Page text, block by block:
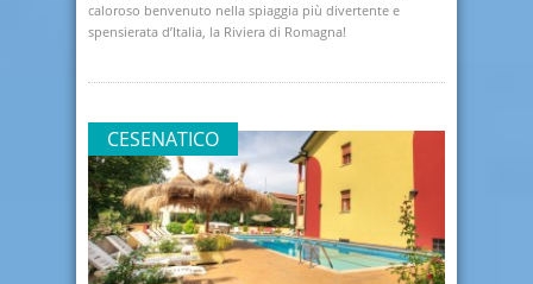
caloroso benvenuto nella spiaggia più divertente e
spensierata d’Italia, la Riviera di Romagna!
CESENATICO